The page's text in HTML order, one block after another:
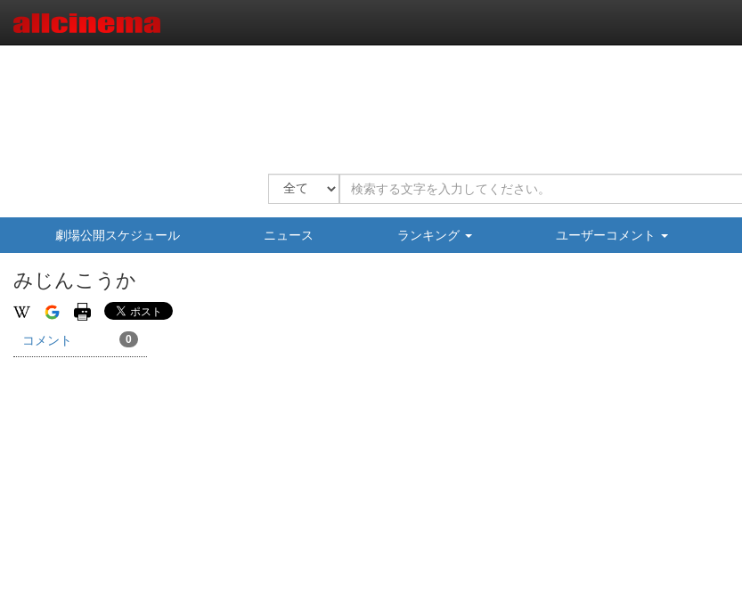
劇場公開スケジュール ニュース ランキング ユーザーコメント
みじんこうか
コメント 0